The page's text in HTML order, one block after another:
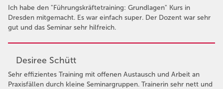
Ich habe den "Führungskräftetraining: Grundlagen" Kurs in
Dresden mitgemacht. Es war einfach super. Der Dozent war sehr
gut und das Seminar sehr hilfreich.
Desiree Schütt
Sehr effizientes Training mit offenen Austausch und Arbeit an
Praxisfällen durch kleine Seminargruppen. Trainerin sehr nett und